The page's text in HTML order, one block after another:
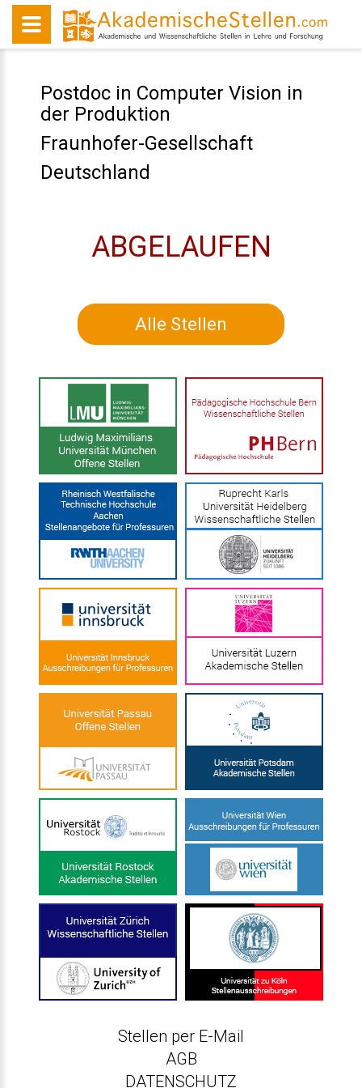
Postdoc in Computer Vision in
der Produktion
Fraunhofer-Gesellschaft
Deutschland
ABGELAUFEN
Alle Stellen
Stellen per E-Mail
AGB
DATENSCHUTZ